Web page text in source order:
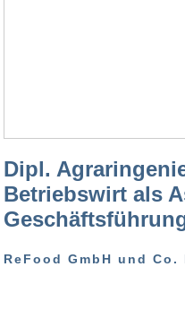
Dipl.
Betriebswirt als
ReFood GmbH und Co.